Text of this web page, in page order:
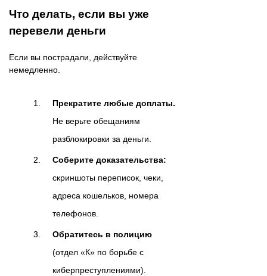
Что делать, если вы уже
перевели деньги
Если вы пострадали, действуйте
немедленно.
Прекратите любые доплаты.
Не верьте обещаниям
разблокировки за деньги.
Соберите доказательства:
скриншоты переписок, чеки,
адреса кошельков, номера
телефонов.
Обратитесь в полицию
(отдел «К» по борьбе с
киберпреступлениями).